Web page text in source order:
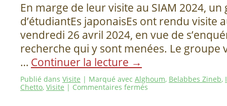
En marge de leur visite au SIAM 2024,
d’étudiantEs japonaisEs ont rendu visite
vendredi 26 avril 2024, en vue de
recherche qui y sont menées. Le groupe
… Continuer la lecture →
Publié dans Visite | Marqué avec Alghoum, Belabbes Zineb,
Chetto, Visite | Commentaires fermés